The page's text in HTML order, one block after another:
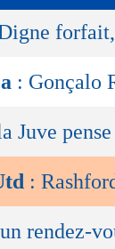
: Gonçalo
Juve
:
rendez-